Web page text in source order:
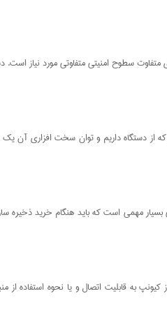
سطوح امنیتی متفاوتی مورد نیاز است.
از دستگاه داریم و توان سخت افزاری آن یک
مهمی است که باید هنگام خرید ذخیره